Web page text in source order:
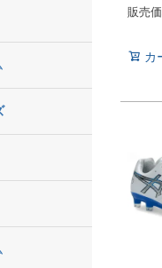
"adidas|ア
"PUMA|プーマ
"ATHLETA|
"soccer
販売
カ